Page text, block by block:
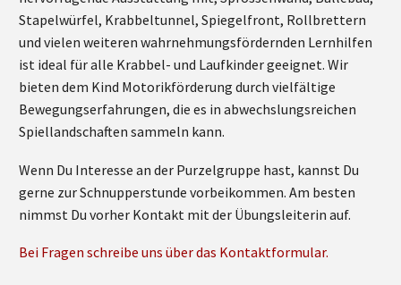
Stapelwürfel, Krabbeltunnel, Spiegelfront, Rollbrettern
und vielen weiteren wahrnehmungsfördernden Lernhilfen
ist ideal für alle Krabbel- und Laufkinder geeignet. Wir
bieten dem Kind Motorikförderung durch vielfältige
Bewegungserfahrungen, die es in abwechslungsreichen
Spiellandschaften sammeln kann.
Wenn Du Interesse an der Purzelgruppe hast, kannst Du
gerne zur Schnupperstunde vorbeikommen. Am besten
nimmst Du vorher Kontakt mit der Übungsleiterin auf.
Bei Fragen schreibe uns über das Kontaktformular.